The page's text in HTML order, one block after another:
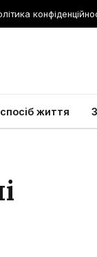
спосіб життя